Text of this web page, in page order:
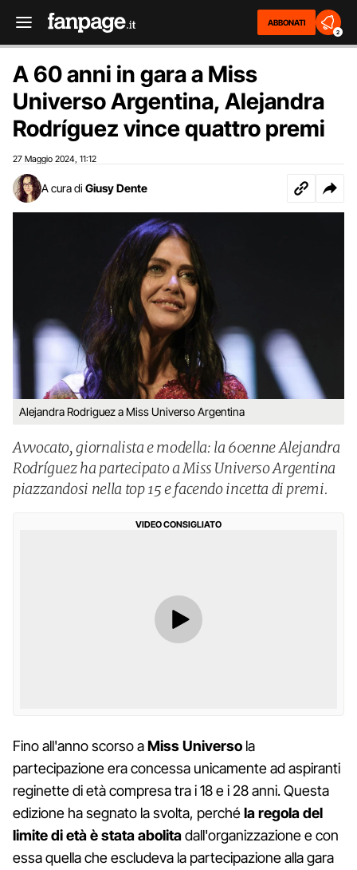
ABBONATI
2
A 60 anni in gara a Miss
Universo Argentina, Alejandra
Rodríguez vince quattro premi
27 Maggio 2024 11:12
A cura di Giusy Dente
Alejandra Rodriguez a Miss Universo Argentina
Avvocato, giornalista e modella: la 60enne Alejandra
Rodríguez ha partecipato a Miss Universo Argentina
piazzandosi nella top 15 e facendo incetta di premi.
VIDEO CONSIGLIATO
Fino all'anno scorso aMiss Universo la
partecipazione era concessa unicamente ad aspiranti
reginette di età compresa tra i 18 e i 28 anni. Questa
edizione ha segnato la svolta, perchéla regola del
limite di età è stata abolitadall'organizzazione e con
essa quella che escludeva la partecipazione alla gara